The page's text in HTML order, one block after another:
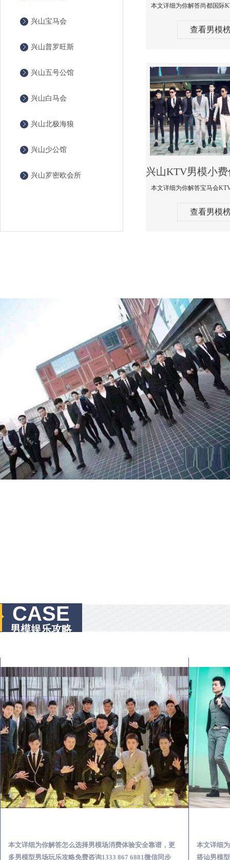
兴山宝马会
兴山普罗旺斯
兴山五号公馆
兴山白马会
兴山北极海狼
兴山少公馆
兴山罗密欧会所
查看男模
查看男模
CASE
男模娱乐攻略
本文详细为你解答怎么选择男模场消费体验安全靠谱，更
多男模型男场玩乐攻略免费咨询1333 867 6881微信同步
本文详细
搭讪男模